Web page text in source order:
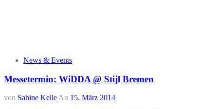
News & Events
Messetermin: WiDDA @ Stijl Bremen
von Sabine Kelle An 15. März 2014